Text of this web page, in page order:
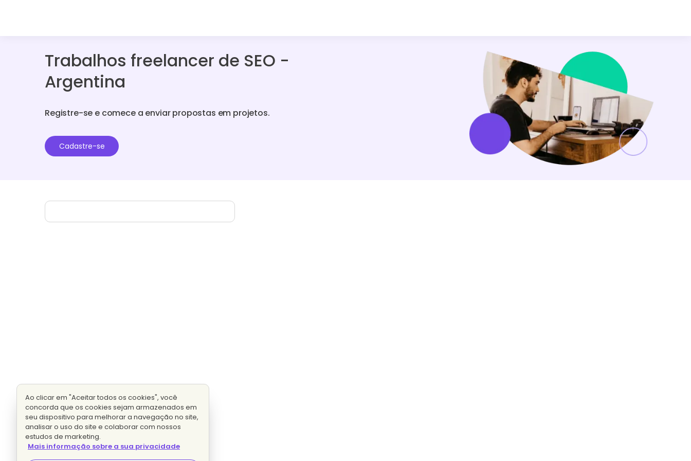
Trabalhos freelancer de SEO -
Argentina
Registre-se e comece a enviar propostas em projetos.
Cadastre-se
Ao clicar em "Aceitar todos os cookies", você
concorda que os cookies sejam armazenados em
seu dispositivo para melhorar a navegação no site,
analisar o uso do site e colaborar com nossos
estudos de marketing.
Mais informação sobre a sua privacidade